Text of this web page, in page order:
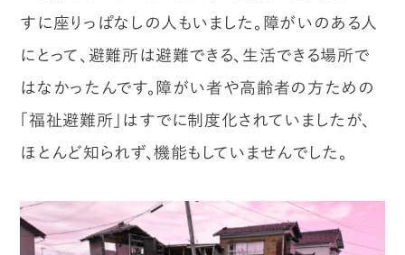
すに座りっぱなしの人もいました。障がいのある人
にとって、避難所は避難できる、生活できる場所で
はなかったんです。障がい者や高齢者の方ための
「福祉避難所」はすでに制度化されていましたが、
ほとんど知られず、機能もしていませんでした。